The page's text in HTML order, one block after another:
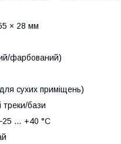
× 28 мм
фарбований)
сухих приміщень)
треки/бази
… +40 °C